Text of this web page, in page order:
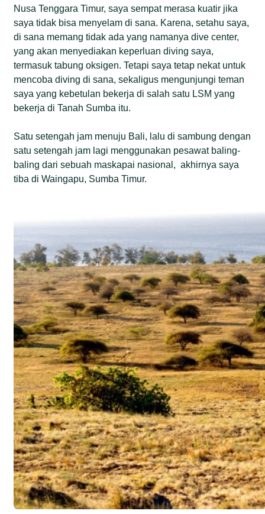
Nusa Tenggara Timur, saya sempat merasa kuatir jika
saya tidak bisa menyelam di sana. Karena, setahu saya,
di sana memang tidak ada yang namanya dive center,
yang akan menyediakan keperluan diving saya,
termasuk tabung oksigen. Tetapi saya tetap nekat untuk
mencoba diving di sana, sekaligus mengunjungi teman
saya yang kebetulan bekerja di salah satu LSM yang
bekerja di Tanah Sumba itu.
Satu setengah jam menuju Bali, lalu di sambung dengan
satu setengah jam lagi menggunakan pesawat baling-
baling dari sebuah maskapai nasional, akhirnya saya
tiba di Waingapu, Sumba Timur.